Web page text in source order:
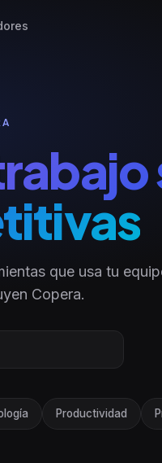
que usa tu
Copera.
Productividad